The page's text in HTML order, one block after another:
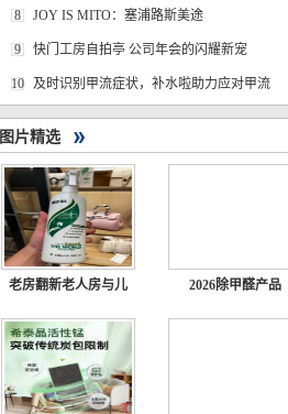
8 JOY IS MITO：塞浦路斯美途
9 快门工房自拍亭 公司年会的闪耀新宠
10 及时识别甲流症状，补水啦助力应对甲流
图片精选
老房翻新老人房与儿 2026除甲醛产品